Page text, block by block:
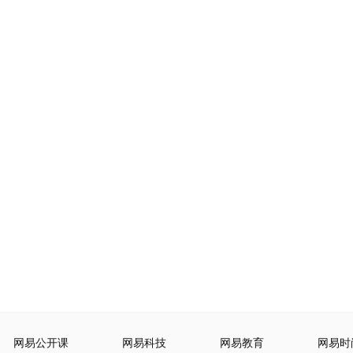
网易公开课 网易科技 网易教育 网易